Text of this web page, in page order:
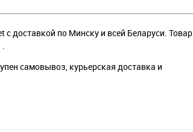
доставкой по Минску и всей Беларуси. Товар
.
самовывоз, курьерская доставка и